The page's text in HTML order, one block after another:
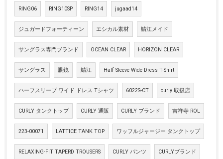
RING06 RING10SP RING14 jugaad14
ジュガードフォーティーン エシカル素材 鯖江メイド
サングラス専門ブランド OCEAN CLEAR HORIZON CLEAR
サングラス 眼鏡 鯖江 Half Sleeve Wide Dress T-Shirt
ハーフスリーブ ワイド ドレス Tシャツ 6022S-CT curly 取扱店
CURLY タンクトップ CURLY 通販 CURLY ブランド 吉祥寺 ROL
223-00071 LATTICE TANK TOP ワッフルジャージー タンクトップ
RELAXING-FIT TAPERD TROUSERS CURLY パンツ CURLYブランド